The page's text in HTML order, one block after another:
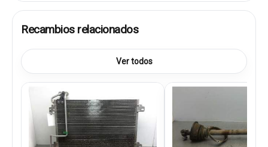
Recambios relacionados
Ver todos